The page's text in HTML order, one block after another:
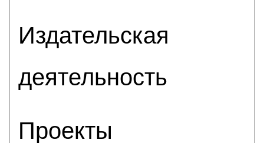
Издательская
деятельность
Проекты